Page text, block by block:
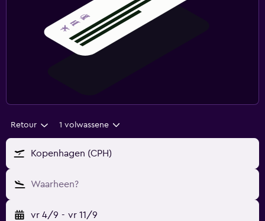
Retour 1 volwassene
Kopenhagen (CPH)
Waarheen?
vr 4/9 - vr 11/9